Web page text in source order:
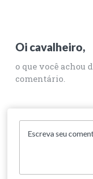
Oi cavalheiro,
o que você achou
comentário.